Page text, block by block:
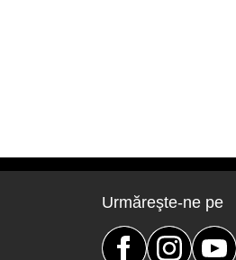
Urmăreşte-ne pe